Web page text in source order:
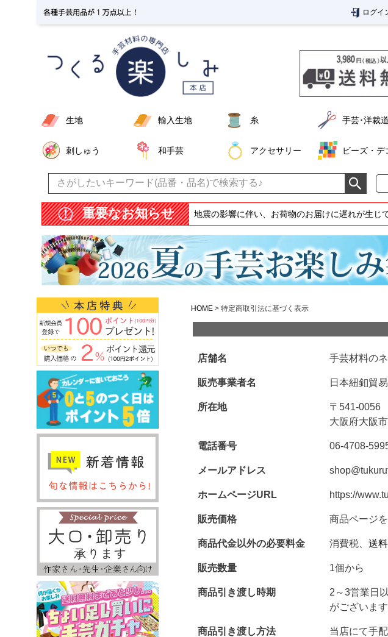
ログイ
生地 輸入生地 糸 手芸･洋裁
刺しゅう 和手芸 アクセサリー ビーズ・デ
重要なお知らせ 地震の影響に伴い、お荷物のお届けに遅れが生
HOME 特定商取引法に基づく表示
店舗名 手芸材料の
販売事業者名 日本紐釦貿
所在地
〒541-0056
大阪府大阪
電話番号 06-4708-
メールアドレス
ホームページURL https://
販売価格 商品ページ
商品代金以外の必要料金 消費税、 送
販売数量 1個から
商品引き渡し時期
2～3営業日
がございます
商品引き渡し方法 当店にて手